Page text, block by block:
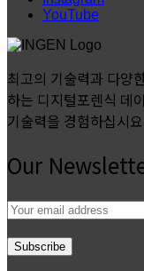
YouTube
최고의 기술력과 다양
하는 디지털포렌식 데
기술력을 경험하십시
Our
Email
address: